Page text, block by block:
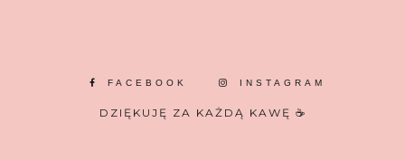
FACEBOOK INSTAGRAM
DZIĘKUJĘ ZA KAŻDĄ KAWĘ ☕